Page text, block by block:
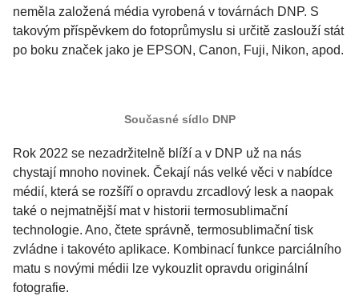
neměla založená média vyrobená v továrnách DNP. S
takovým příspěvkem do fotoprůmyslu si určitě zaslouží stát
po boku značek jako je EPSON, Canon, Fuji, Nikon, apod.
Současné sídlo DNP
Rok 2022 se nezadržitelně blíží a v DNP už na nás
chystají mnoho novinek. Čekají nás velké věci v nabídce
médií, která se rozšíří o opravdu zrcadlový lesk a naopak
také o nejmatnější mat v historii termosublimační
technologie. Ano, čtete správně, termosublimační tisk
zvládne i takovéto aplikace. Kombinací funkce parciálního
matu s novými médii lze vykouzlit opravdu originální
fotografie.